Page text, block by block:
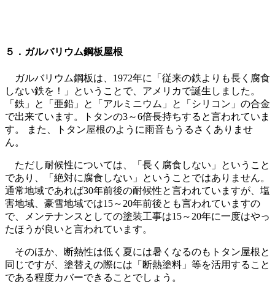
５．ガルバリウム鋼板屋根
ガルバリウム鋼板は、1972年に「従来の鉄よりも長く腐食
しない鉄を！」ということで、アメリカで誕生しました。
「鉄」と「亜鉛」と「アルミニウム」と「シリコン」の合金
で出来ています。トタンの3～6倍長持ちすると言われていま
す。 また、トタン屋根のように雨音もうるさくありませ
ん。
ただし耐候性については、「長く腐食しない」ということ
であり、「絶対に腐食しない」ということではありません。
通常地域であれば30年前後の耐候性と言われていますが、塩
害地域、豪雪地域では15～20年前後とも言われていますの
で、メンテナンスとしての塗装工事は15～20年に一度はやっ
たほうが良いと言われています。
そのほか、断熱性は低く夏には暑くなるのもトタン屋根と
同じですが、塗替えの際には「断熱塗料」等を活用すること
である程度カバーできることでしょう。